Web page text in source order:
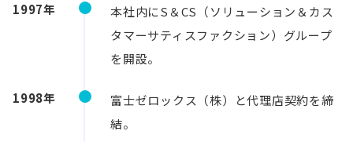
1997年
本社内にS＆CS（ソリューション＆カス
タマーサティスファクション）グループ
を開設。
1998年
富士ゼロックス（株）と代理店契約を締
結。